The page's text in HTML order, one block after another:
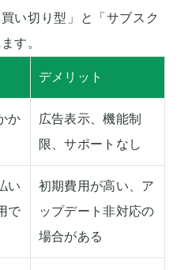
い切り型」と「サブスク
す。
デメリット
か
広告表示、機能制
限、サポートなし
い
で
初期費用が高い、ア
ップデート非対応の
場合がある